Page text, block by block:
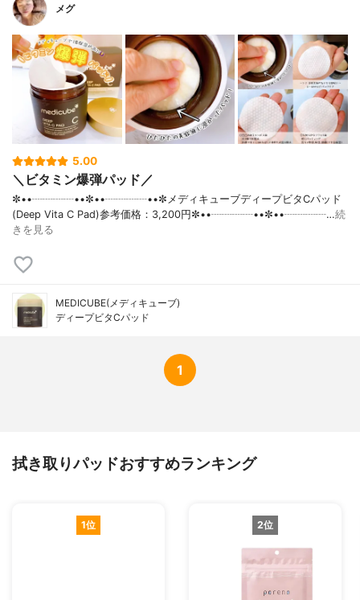
メグ
5.00
＼ビタミン爆弾パッド／
✼••┈┈┈┈••✼••┈┈┈┈••✼メディキューブディープビタCパッド
(Deep Vita C Pad)参考価格：3,200円✼••┈┈┈┈••✼••┈┈┈┈…続
きを見る
MEDICUBE(メディキューブ)
ディープビタCパッド
1
拭き取りパッドおすすめランキング
1位 2位